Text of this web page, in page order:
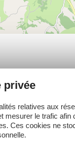
mensuelle et
votre séjour
privée
relatives aux
mesurer le trafic afin
Ces cookies ne